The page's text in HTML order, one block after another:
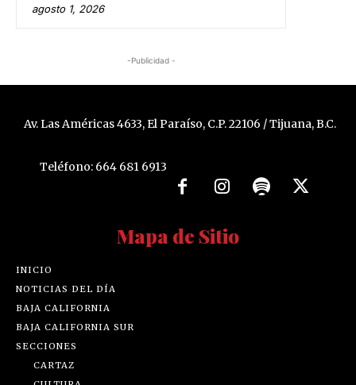
agosto 1, 2026
-Publicidad -
Av. Las Américas 4633, El Paraíso, C.P. 22106 / Tijuana, B.C.
Teléfono: 664 681 6913
Mapa de Sitio
INICIO
NOTICIAS DEL DÍA
BAJA CALIFORNIA
BAJA CALIFORNIA SUR
SECCIONES
CARTAZ